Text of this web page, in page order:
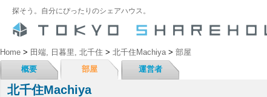
探そう。自分にぴったりのシェアハウス。
Home > 田端, 日暮里, 北千住 > 北千住Machiya> 部屋
概要
部屋 運営者
北千住Machiya